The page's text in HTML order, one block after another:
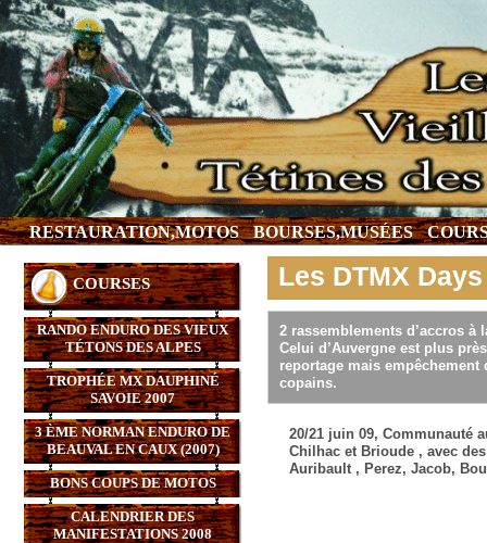
RESTAURATION,MOTOS BOURSES,MUSÉES
COURSES
RANDO ENDURO DES VIEUX
TÉTONS DES ALPES
TROPHÉE MX DAUPHINÉ
SAVOIE 2007
3 ÈME NORMAN ENDURO DE
BEAUVAL EN CAUX (2007)
BONS COUPS DE MOTOS
CALENDRIER DES
MANIFESTATIONS 2008
Les DTMX Days
2 rassemblements d’accros
Celui d’Auvergne est plus
reportage mais
copains.
20/21 juin 09, Communauté
Chilhac et Brioude , avec
Auribault , Perez, Jacob,